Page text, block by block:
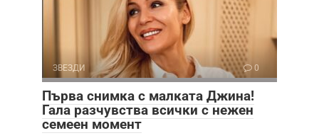
ЗВЕЗДИ 0
Първа снимка с малката Джина!
Гала разчувства всички с нежен
семеен момент